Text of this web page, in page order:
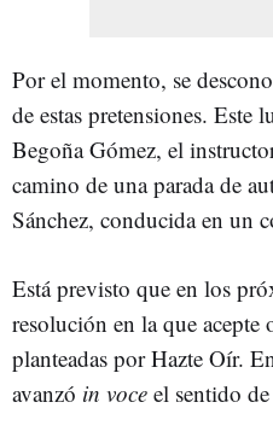
Por el momento, se
de estas pretensiones. Este
Begoña Gómez, el
camino de una parada de
Sánchez, conducida en un
Está previsto que en los
resolución en la que acepte
planteadas por Hazte Oír.
avanzó in voce el sentido